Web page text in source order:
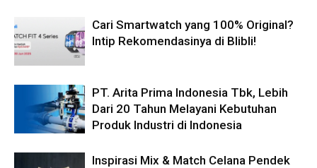
Cari Smartwatch yang 100% Original?
Intip Rekomendasinya di Blibli!
PT. Arita Prima Indonesia Tbk, Lebih
Dari 20 Tahun Melayani Kebutuhan
Produk Industri di Indonesia
Inspirasi Mix & Match Celana Pendek